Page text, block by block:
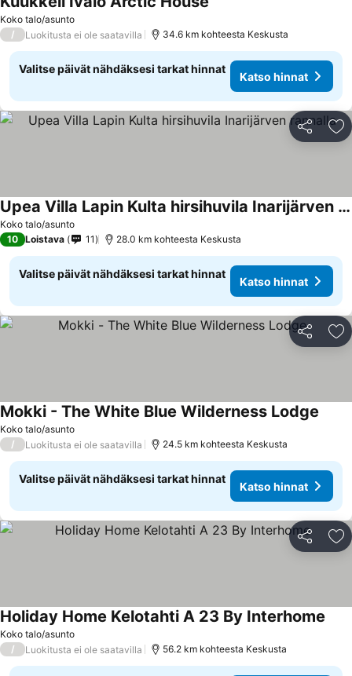
Koko talo/asunto
/ Luokitusta ei ole saatavilla 34.6 km kohteesta Keskusta
Valitse päivät nähdäksesi tarkat hinnat
Katso hinnat
Jaa
Koko talo/asunto
Upea Villa Lapin Kulta hirsihuvila Inarijärven rannalla
10 Loistava 11 28.0 km kohteesta Keskusta
Valitse päivät nähdäksesi tarkat hinnat
Katso hinnat
Jaa
Koko talo/asunto
Mokki - The White Blue Wilderness Lodge
/ Luokitusta ei ole saatavilla 24.5 km kohteesta Keskusta
Valitse päivät nähdäksesi tarkat hinnat
Katso hinnat
Jaa
Koko talo/asunto
Holiday Home Kelotahti A 23 By Interhome
/ Luokitusta ei ole saatavilla 56.2 km kohteesta Keskusta